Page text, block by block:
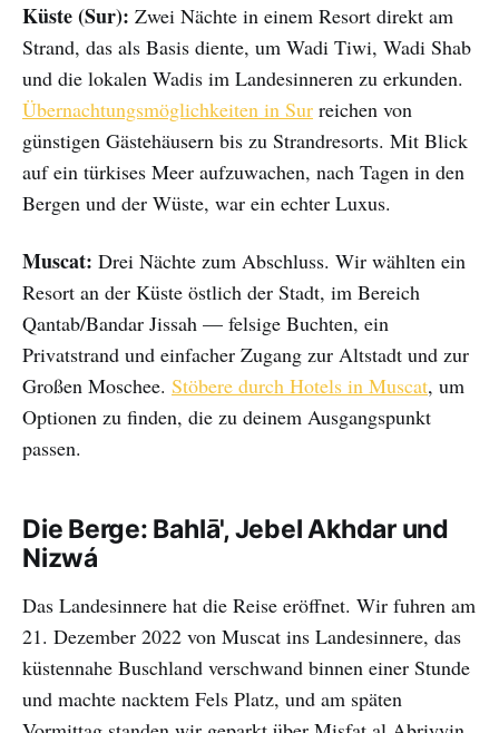
Küste (Sur): Zwei Nächte in einem Resort direkt am
Strand, das als Basis diente, um Wadi Tiwi, Wadi Shab
und die lokalen Wadis im Landesinneren zu erkunden.
Übernachtungsmöglichkeiten in Sur reichen von
günstigen Gästehäusern bis zu Strandresorts. Mit Blick
auf ein türkises Meer aufzuwachen, nach Tagen in den
Bergen und der Wüste, war ein echter Luxus.
Muscat: Drei Nächte zum Abschluss. Wir wählten ein
Resort an der Küste östlich der Stadt, im Bereich
Qantab/Bandar Jissah — felsige Buchten, ein
Privatstrand und einfacher Zugang zur Altstadt und zur
Großen Moschee. Stöbere durch Hotels in Muscat, um
Optionen zu finden, die zu deinem Ausgangspunkt
passen.
Die Berge: Bahlā', Jebel Akhdar und
Nizwá
Das Landesinnere hat die Reise eröffnet. Wir fuhren am
21. Dezember 2022 von Muscat ins Landesinnere, das
küstennahe Buschland verschwand binnen einer Stunde
und machte nacktem Fels Platz, und am späten